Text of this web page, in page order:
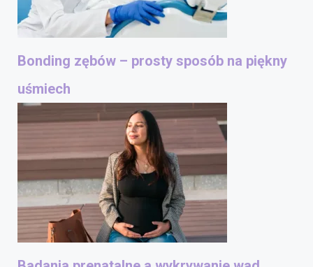
Bonding zębów – prosty sposób na piękny
uśmiech